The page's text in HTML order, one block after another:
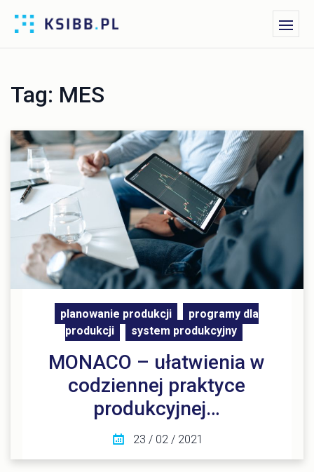
Tag: MES
planowanie produkcji
programy dla
produkcji
system produkcyjny
MONACO – ułatwienia w
codziennej praktyce
produkcyjnej…
23 / 02 / 2021